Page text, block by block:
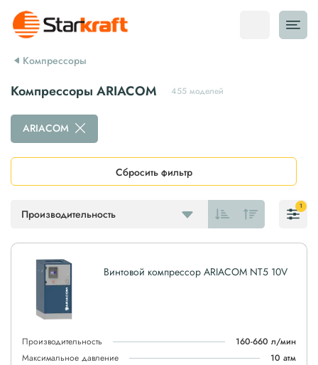
Компрессоры
Компрессоры ARIACOM 455 моделей
Производительность
ARIACOM
Сбросить фильтр
1
Винтовой компрессор ARIACOM NT5 10V
Производительность
160-660 л/мин
Максимальное давление
10 атм